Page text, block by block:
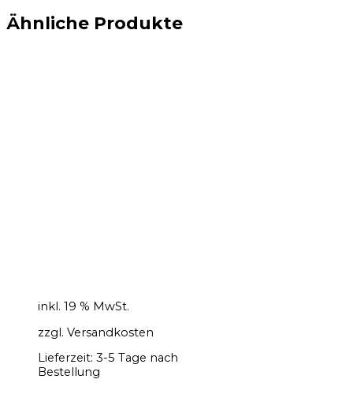
Ähnliche Produkte
inkl. 19 % MwSt.
zzgl. Versandkosten
Lieferzeit: 3-5 Tage nach
Bestellung